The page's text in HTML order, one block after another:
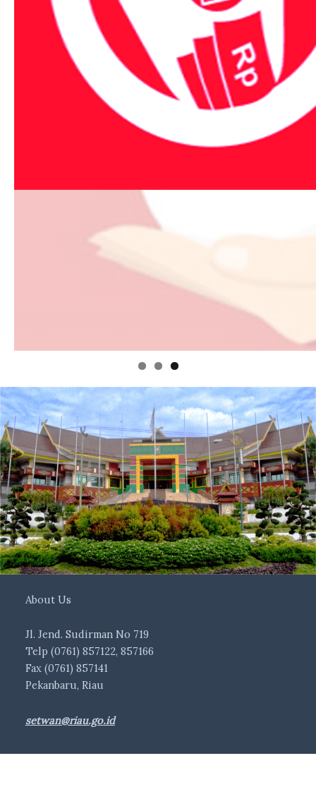
About Us
Jl. Jend. Sudirman No 719
Telp (0761) 857122, 857166
Fax (0761) 857141
Pekanbaru, Riau
setwan@riau.go.id